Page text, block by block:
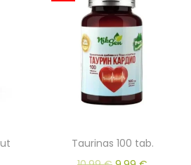
Taurinas 100 tab.